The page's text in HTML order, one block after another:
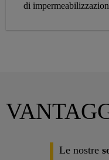
di
sistemi devono tener
Le nostre